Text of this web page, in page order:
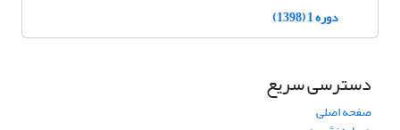
دوره 1 (1398)
دسترسی سریع
صفحه اصلی